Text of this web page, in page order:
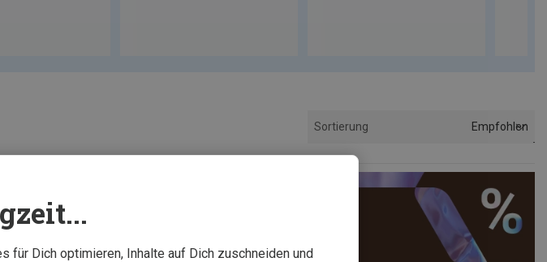
Sortierung Empfohlen
für Dich optimieren, Inhalte auf Dich zuschneiden und